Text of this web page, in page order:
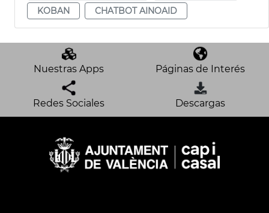
KOBAN
CHATBOT AINOAID
Nuestras Apps Páginas de Interés
Redes Sociales Descargas